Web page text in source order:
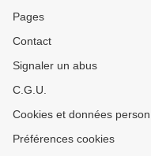
Pages
Contact
Signaler un abus
C.G.U.
Cookies et données
Préférences cookies